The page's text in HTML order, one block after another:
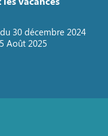
30 décembre 2024
Août 2025